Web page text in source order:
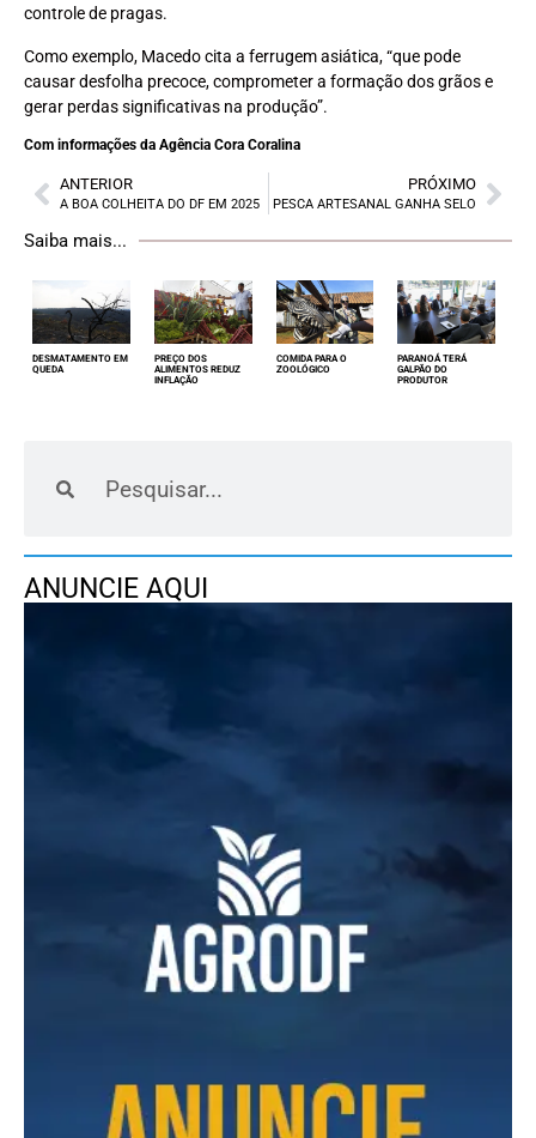
controle de pragas.
Como exemplo, Macedo cita a ferrugem asiática, “que pode
causar desfolha precoce, comprometer a formação dos grãos e
gerar perdas significativas na produção”.
Com informações da Agência Cora Coralina
ANTERIOR
A BOA COLHEITA DO DF EM 2025
PRÓXIMO
PESCA ARTESANAL GANHA SELO
Saiba mais...
DESMATAMENTO EM
QUEDA
PREÇO DOS
ALIMENTOS REDUZ
INFLAÇÃO
COMIDA PARA O
ZOOLÓGICO
PARANOÁ TERÁ
GALPÃO DO
PRODUTOR
ANUNCIE AQUI